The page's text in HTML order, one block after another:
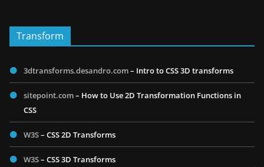
Transform
3dtransforms.desandro.com– Intro to CSS 3D transforms
sitepoint.com– How to Use 2D Transformation Functions in
CSS
W3S– CSS 2D Transforms
W3S– CSS 3D Transforms